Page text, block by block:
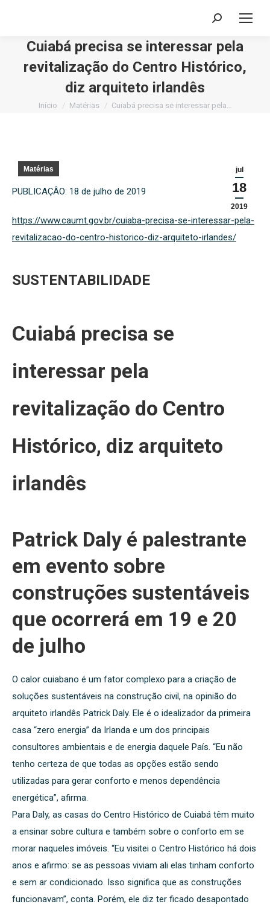
Buscar
Cuiabá precisa se interessar pela
revitalização do Centro Histórico,
diz arquiteto irlandês
Você está aqui:
Início Matérias Cuiabá precisa se interessar pela…
jul
18
2019
Matérias
PUBLICAÇÂO: 18 de julho de 2019
https://www.caumt.gov.br/cuiaba-precisa-se-interessar-pela-
revitalizacao-do-centro-historico-diz-arquiteto-irlandes/
SUSTENTABILIDADE
Cuiabá precisa se
interessar pela
revitalização do Centro
Histórico, diz arquiteto
irlandês
Patrick Daly é palestrante
em evento sobre
construções sustentáveis
que ocorrerá em 19 e 20
de julho
O calor cuiabano é um fator complexo para a criação de
soluções sustentáveis na construção civil, na opinião do
arquiteto irlandês Patrick Daly. Ele é o idealizador da primeira
casa “zero energia” da Irlanda e um dos principais
consultores ambientais e de energia daquele País. “Eu não
tenho certeza de que todas as opções estão sendo
utilizadas para gerar conforto e menos dependência
energética”, afirma.
Para Daly, as casas do Centro Histórico de Cuiabá têm muito
a ensinar sobre cultura e também sobre o conforto em se
morar naqueles imóveis. “Eu visitei o Centro Histórico há dois
anos e afirmo: se as pessoas viviam ali elas tinham conforto
e sem ar condicionado. Isso significa que as construções
funcionavam”, conta. Porém, ele diz ter ficado desapontado